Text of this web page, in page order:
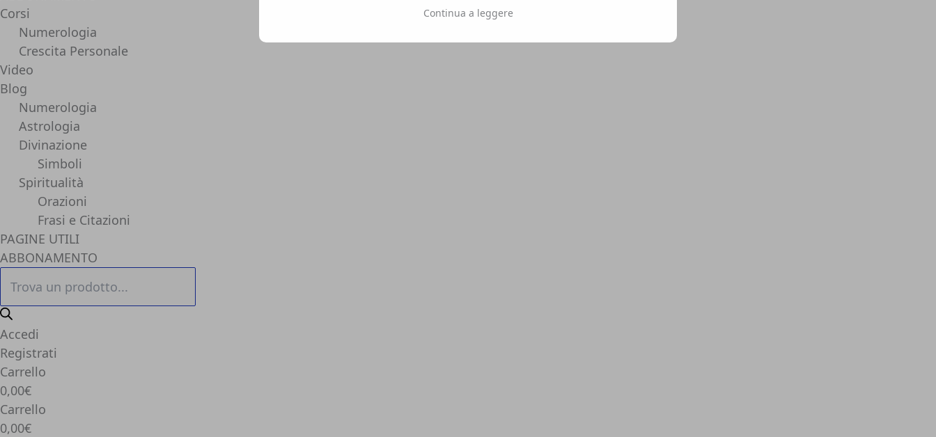
Corsi
Numerologia
Crescita Personale
Video
Blog
Numerologia
Astrologia
Divinazione
Simboli
Spiritualità
Orazioni
Frasi e Citazioni
PAGINE UTILI
ABBONAMENTO
Accedi
Registrati
Carrello
0,00€
Carrello
0,00€
Continua a leggere